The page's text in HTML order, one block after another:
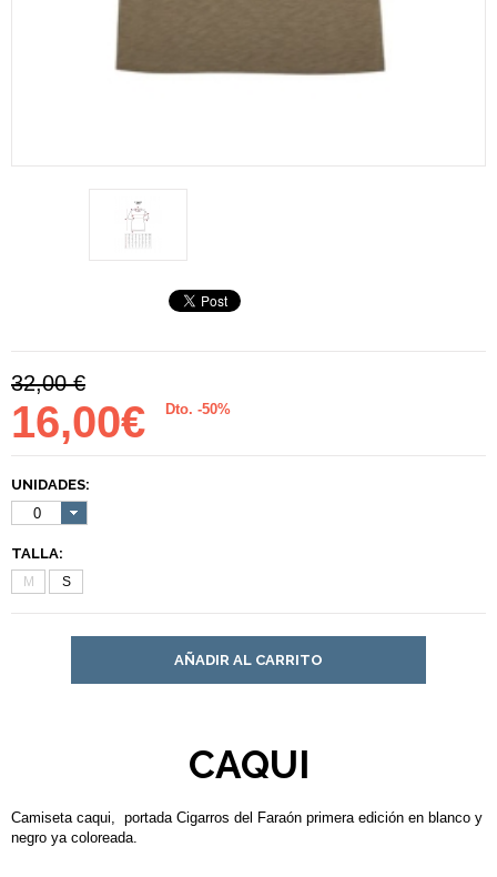
32,00 €
16,00€ Dto. -50%
UNIDADES:
0
TALLA:
M S
AÑADIR AL CARRITO
CAQUI
Camiseta caqui, portada Cigarros del Faraón primera edición en blanco y
negro ya coloreada.